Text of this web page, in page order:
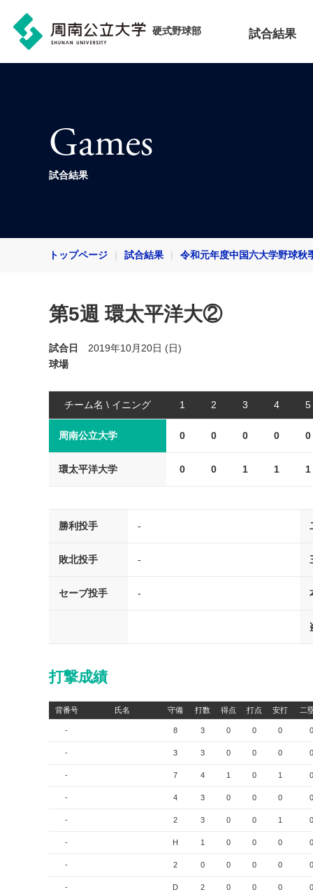
硬式野球部 試合結果
Games
試合結果
トップページ 試合結果 令和元年度中国六大学野球秋
第5週 環太平洋大②
試合日
2019年10月20日 (日)
球場
チーム名 \ イニング 1 2 3 4 5
周南公立大学 0 0 0 0 0
環太平洋大学 0 0 1 1 1
勝利投手 -
敗北投手 -
セーブ投手 -
打撃成績
背番号 氏名 守備 打数 得点 打点 安打 二
- 8 3 0 0 0 0
- 3 3 0 0 0 0
- 7 4 1 0 1 0
- 4 3 0 0 0 0
- 2 3 0 0 1 0
- H 1 0 0 0 0
- 2 0 0 0 0 0
- D 2 0 0 0 0